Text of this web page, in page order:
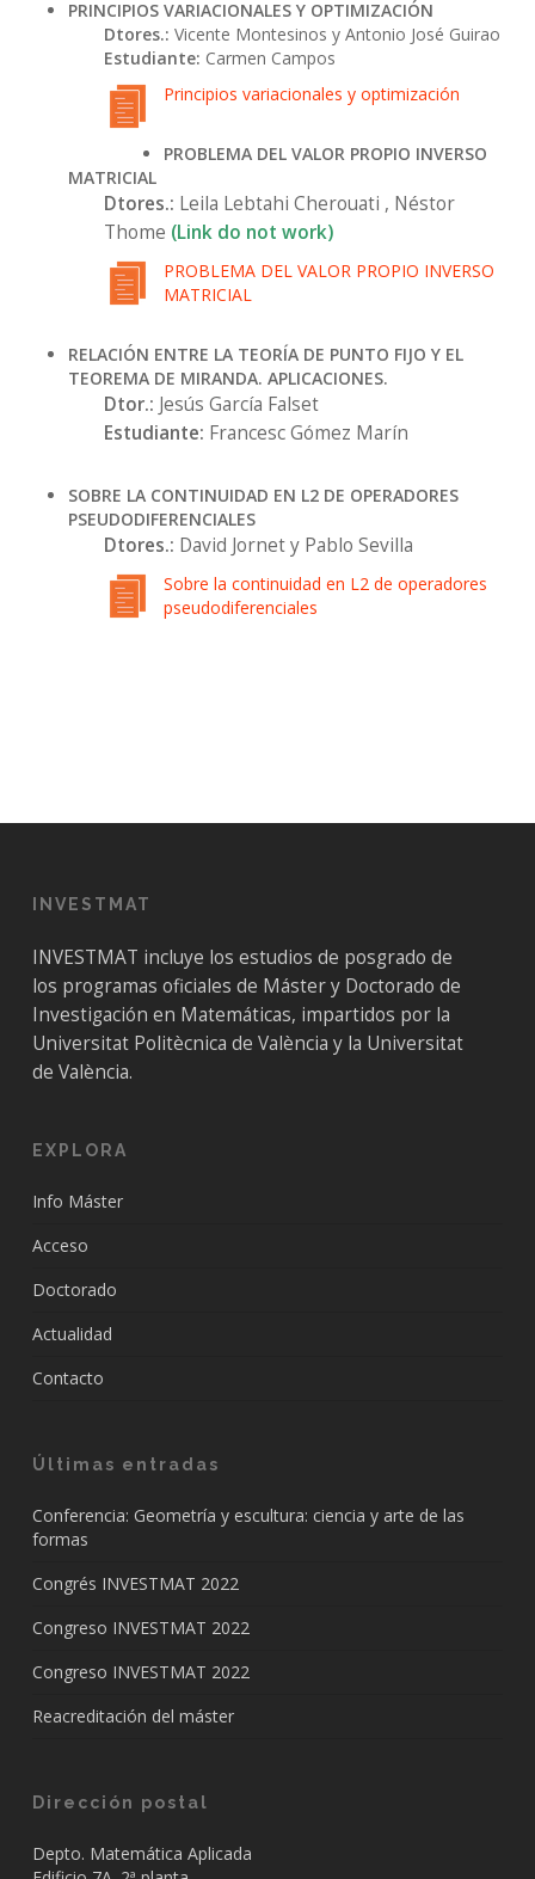
PRINCIPIOS VARIACIONALES Y OPTIMIZACIÓN
Dtores.: Vicente Montesinos y Antonio José Guirao
Estudiante: Carmen Campos
Principios variacionales y optimización
PROBLEMA DEL VALOR PROPIO INVERSO
MATRICIAL
Dtores.: Leila Lebtahi Cherouati , Néstor
Thome (Link do not work)
PROBLEMA DEL VALOR PROPIO INVERSO
MATRICIAL
RELACIÓN ENTRE LA TEORÍA DE PUNTO FIJO Y EL
TEOREMA DE MIRANDA. APLICACIONES.
Dtor.: Jesús García Falset
Estudiante: Francesc Gómez Marín
SOBRE LA CONTINUIDAD EN L2 DE OPERADORES
PSEUDODIFERENCIALES
Dtores.: David Jornet y Pablo Sevilla
Sobre la continuidad en L2 de operadores
pseudodiferenciales
INVESTMAT
INVESTMAT incluye los estudios de posgrado de
los programas oficiales de Máster y Doctorado de
Investigación en Matemáticas, impartidos por la
Universitat Politècnica de València y la Universitat
de València.
EXPLORA
Info Máster
Acceso
Doctorado
Actualidad
Contacto
Últimas entradas
Conferencia: Geometría y escultura: ciencia y arte de las
formas
Congrés INVESTMAT 2022
Congreso INVESTMAT 2022
Congreso INVESTMAT 2022
Reacreditación del máster
Dirección postal
Depto. Matemática Aplicada